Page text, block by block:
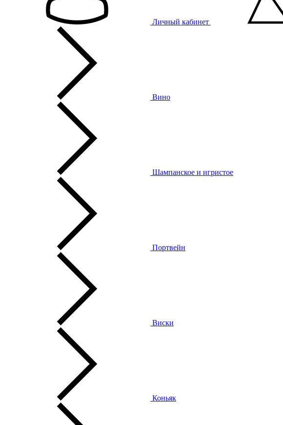
Личный кабинет
Вино
Шампанское и игристое
Портвейн
Виски
Коньяк